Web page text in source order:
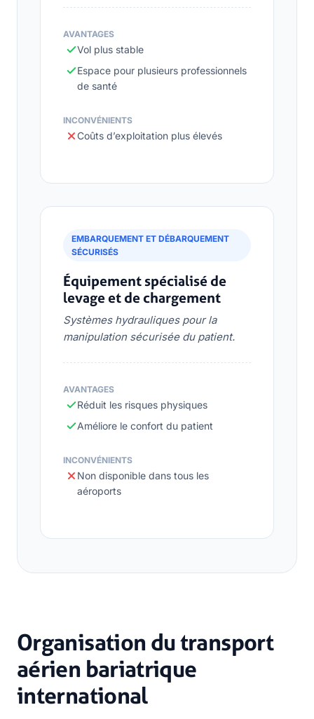
AVANTAGES
Vol plus stable
Espace pour plusieurs professionnels
de santé
INCONVÉNIENTS
Coûts d’exploitation plus élevés
EMBARQUEMENT ET DÉBARQUEMENT
SÉCURISÉS
Équipement spécialisé de
levage et de chargement
Systèmes hydrauliques pour la
manipulation sécurisée du patient.
AVANTAGES
Réduit les risques physiques
Améliore le confort du patient
INCONVÉNIENTS
Non disponible dans tous les
aéroports
Organisation du transport
aérien bariatrique
international